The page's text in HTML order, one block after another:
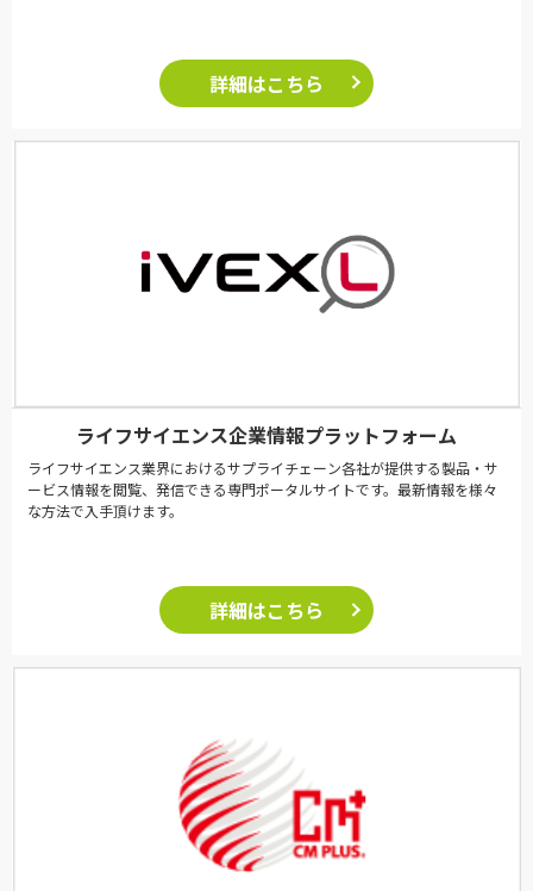
詳細はこちら
ライフサイエンス企業情報プラットフォーム
ライフサイエンス業界におけるサプライチェーン各社が提供する製品・サ
ービス情報を閲覧、発信できる専門ポータルサイトです。最新情報を様々
な方法で入手頂けます。
詳細はこちら